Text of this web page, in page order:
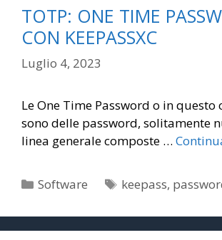
TOTP: ONE TIME
CON KEEPASSXC
Luglio 4, 2023
Le One Time Password o in questo
sono delle password, solitamente
linea generale composte …
Categorie
Software Tag
keepass,